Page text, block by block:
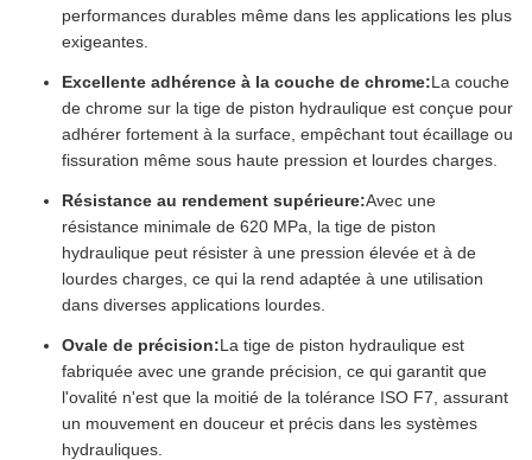
performances durables même dans les applications les plus
exigeantes.
Excellente adhérence à la couche de chrome:La couche
de chrome sur la tige de piston hydraulique est conçue pour
adhérer fortement à la surface, empêchant tout écaillage ou
fissuration même sous haute pression et lourdes charges.
Résistance au rendement supérieure:Avec une
résistance minimale de 620 MPa, la tige de piston
hydraulique peut résister à une pression élevée et à de
lourdes charges, ce qui la rend adaptée à une utilisation
dans diverses applications lourdes.
Ovale de précision:La tige de piston hydraulique est
fabriquée avec une grande précision, ce qui garantit que
l'ovalité n'est que la moitié de la tolérance ISO F7, assurant
un mouvement en douceur et précis dans les systèmes
hydrauliques.